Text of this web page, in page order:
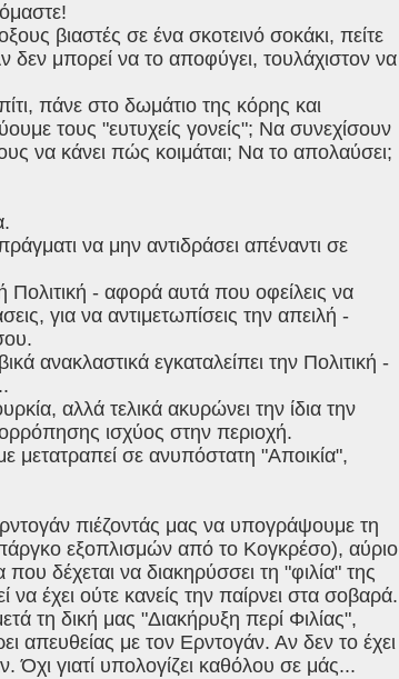
βιαστές σε ένα σκοτεινό σοκάκι, πείτε
δεν μπορεί να το αποφύγει, τουλάχιστον να
πάνε στο δωμάτιο της κόρης και
τους "ευτυχείς γονείς"; Να συνεχίσουν
να κάνει πώς κοιμάται; Να το απολαύσει;
να μην αντιδράσει απέναντι σε
- αφορά αυτά που οφείλεις να
για να αντιμετωπίσεις την απειλή -
ανακλαστικά εγκαταλείπει την Πολιτική -
αλλά τελικά ακυρώνει την ίδια την
ισχύος στην περιοχή.
μετατραπεί σε ανυπόστατη "Αποικία",
πιέζοντάς μας να υπογράψουμε τη
εξοπλισμών από το Κογκρέσο), αύριο
δέχεται να διακηρύσσει τη "φιλία" της
να έχει ούτε κανείς την παίρνει στα σοβαρά.
τη δική μας "Διακήρυξη περί Φιλίας",
απευθείας με τον Ερντογάν. Αν δεν το έχει
Όχι γιατί υπολογίζει καθόλου σε μάς...